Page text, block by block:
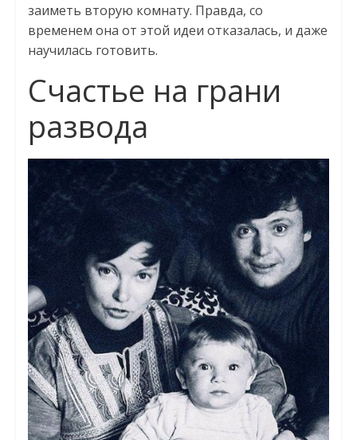
заиметь вторую комнату. Правда, со
временем она от этой идеи отказалась, и даже
научилась готовить.
Счастье на грани
развода